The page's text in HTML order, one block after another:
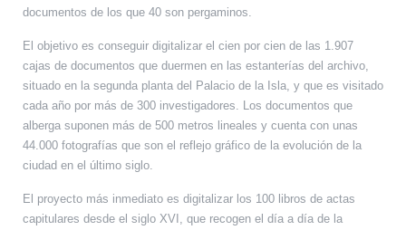
documentos de los que 40 son pergaminos.
El objetivo es conseguir digitalizar el cien por cien de las 1.907
cajas de documentos que duermen en las estanterías del archivo,
situado en la segunda planta del Palacio de la Isla, y que es visitado
cada año por más de 300 investigadores. Los documentos que
alberga suponen más de 500 metros lineales y cuenta con unas
44.000 fotografías que son el reflejo gráfico de la evolución de la
ciudad en el último siglo.
El proyecto más inmediato es digitalizar los 100 libros de actas
capitulares desde el siglo XVI, que recogen el día a día de la